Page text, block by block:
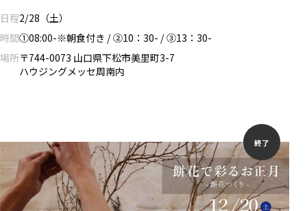
日程2/28（土）
時間①08:00-※朝食付き / ②10：30- / ③13：30-
場所〒744-0073 山口県下松市美里町3-7
ハウジングメッセ周南内
終了